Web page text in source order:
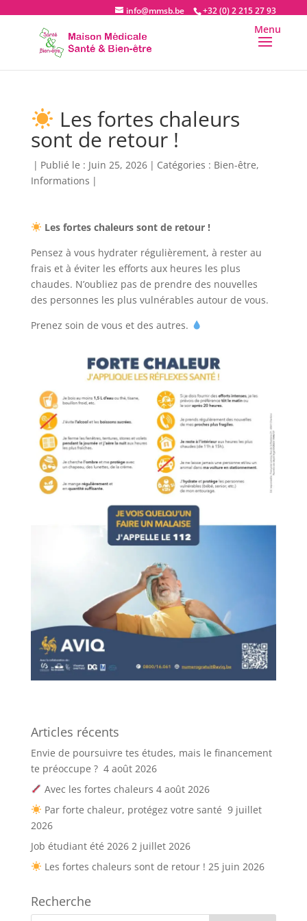
+32 (0) 2 215 27 93
info@mmsb.be
Les fortes chaleurs
sont de retour !
| Publié le : Juin 25, 2026 | Catégories : Bien-être,
Informations |
Les fortes chaleurs sont de retour !
Pensez à vous hydrater régulièrement, à rester au
frais et à éviter les efforts aux heures les plus
chaudes. N’oubliez pas de prendre des nouvelles
des personnes les plus vulnérables autour de vous.
Prenez soin de vous et des autres.
Articles récents
Envie de poursuivre tes études, mais le financement
te préoccupe ? 4 août 2026
Avec les fortes chaleurs 4 août 2026
Par forte chaleur, protégez votre santé 9 juillet
2026
Job étudiant été 2026 2 juillet 2026
Les fortes chaleurs sont de retour ! 25 juin 2026
Recherche